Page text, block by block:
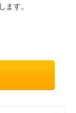
ます。